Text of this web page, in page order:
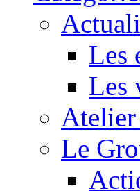
Les
Les
Atelier
Le